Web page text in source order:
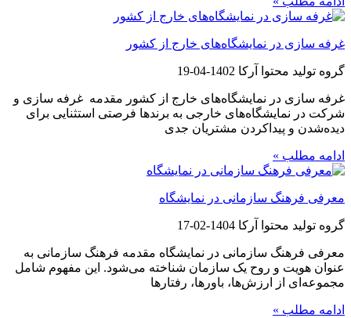
غرفه سازی در نمایشگاه‌های خارج از کشور
گروه تولید محتوا آرکا 1402-04-19
غرفه سازی در نمایشگاه‌های خارج از کشور مقدمه غرفه سازی و
شرکت در نمایشگاه‌های خارجی به برندها فرصتی استثنایی برای
دیده‌شدن و پیداکردن مشتریان جدی
ادامه مطلب »
معرفی فرهنگ سازمانی در نمایشگاه
گروه تولید محتوا آرکا 1404-02-17
معرفی فرهنگ سازمانی در نمایشگاه مقدمه فرهنگ سازمانی به
عنوان هویت و روح یک سازمان شناخته می‌شود. این مفهوم شامل
مجموعه‌ای از ارزش‌ها، باورها، رفتارها
ادامه مطلب »